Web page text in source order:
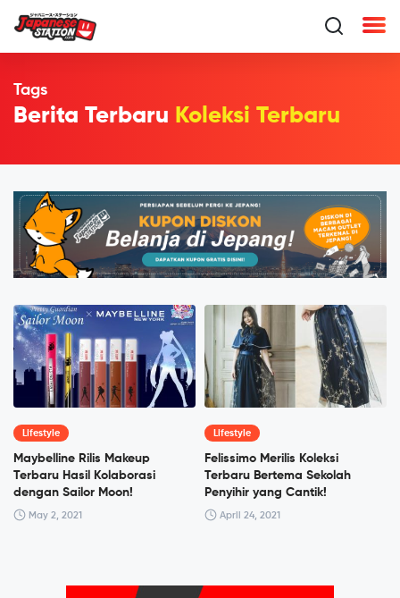
Tags
Berita Terbaru Koleksi Terbaru
Lifestyle
Maybelline Rilis Makeup
Terbaru Hasil Kolaborasi
dengan Sailor Moon!
May 2, 2021
Lifestyle
Felissimo Merilis Koleksi
Terbaru Bertema Sekolah
Penyihir yang Cantik!
April 24, 2021